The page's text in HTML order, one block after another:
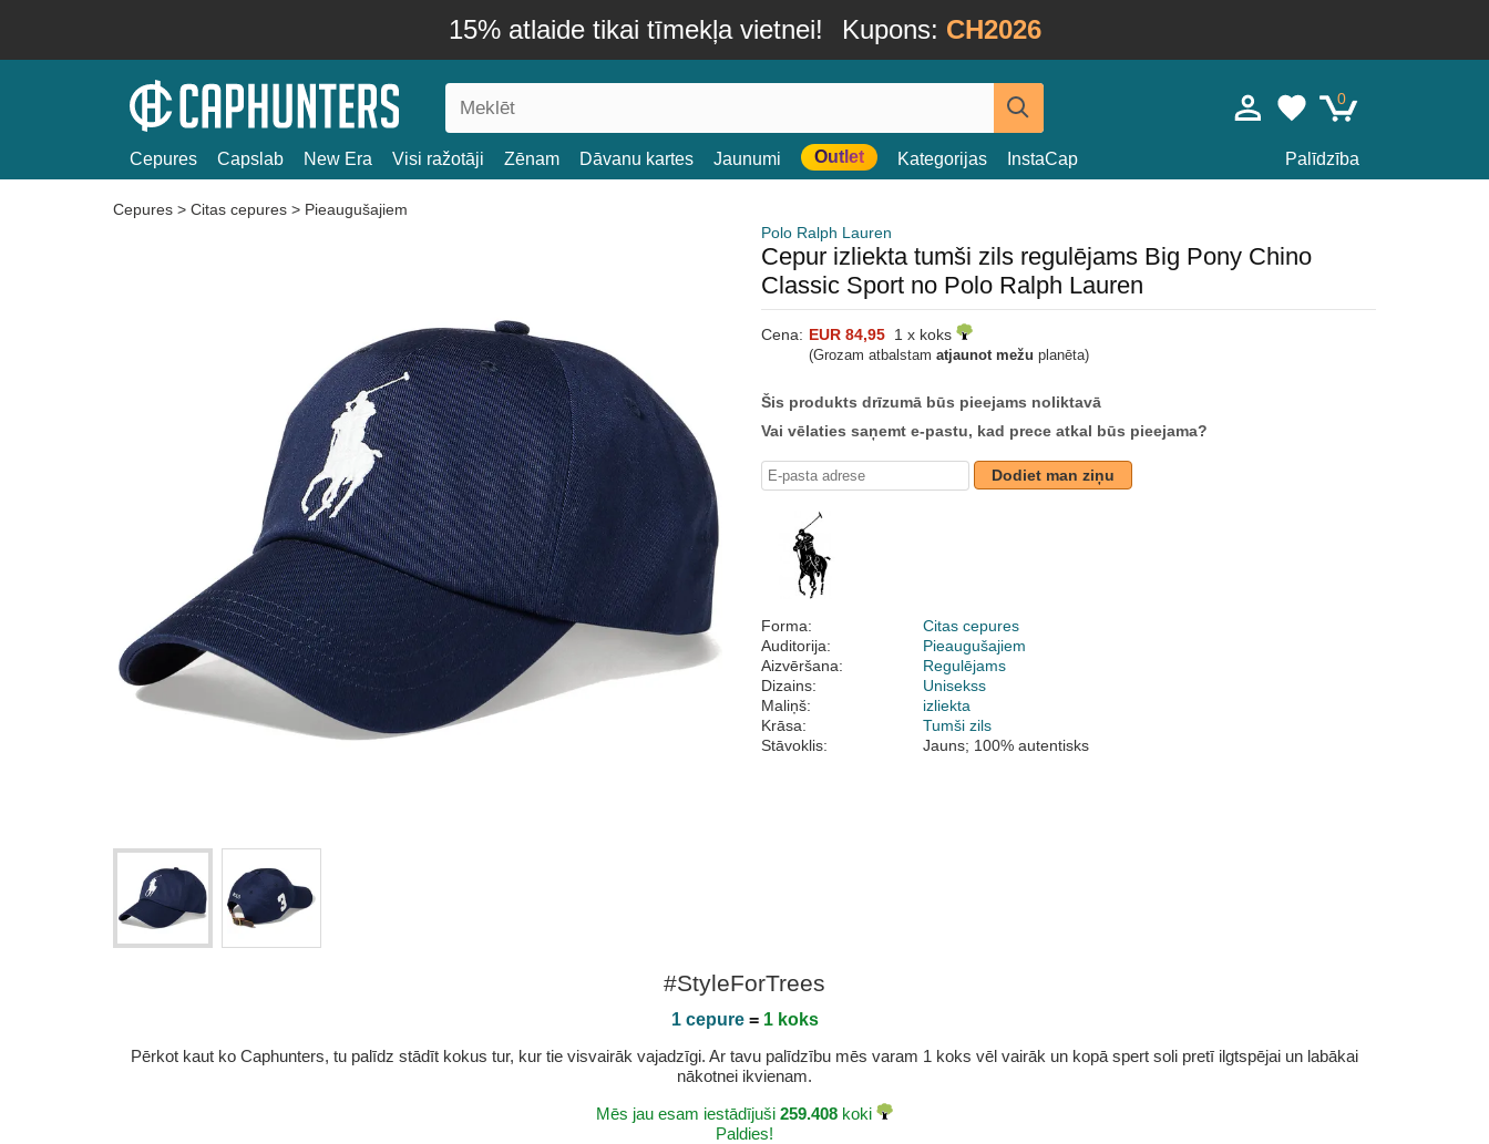
15% atlaide tikai tīmekļa vietnei! Kupons: CH2026
0
Cepures Capslab New Era Visi ražotāji Zēnam Dāvanu kartes Jaunumi Outlet Kategorijas InstaCap Palīdzība
Cepures > Citas cepures > Pieaugušajiem
Polo Ralph Lauren
Cepur izliekta tumši zils regulējams Big Pony Chino
Classic Sport no Polo Ralph Lauren
Cena: EUR 84,95 1 x koks
(Grozam atbalstam atjaunot mežu planēta)
Šis produkts drīzumā būs pieejams noliktavā
Vai vēlaties saņemt e-pastu, kad prece atkal būs pieejama?
Dodiet man ziņu
Forma:
Citas cepures
Auditorija:
Pieaugušajiem
Aizvēršana:
Regulējams
Dizains:
Unisekss
Maliņš:
izliekta
Krāsa:
Tumši zils
Stāvoklis:
Jauns; 100% autentisks
#StyleForTrees
1 cepure= 1 koks
Pērkot kaut ko Caphunters, tu palīdz stādīt kokus tur, kur tie visvairāk vajadzīgi. Ar tavu palīdzību mēs varam 1 koks vēl vairāk un kopā spert soli pretī ilgtspējai un labākai
nākotnei ikvienam.
Mēs jau esam iestādījuši 259.408 koki
Paldies!